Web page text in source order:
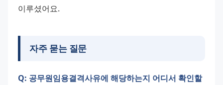
이루셨어요.
자주 묻는 질문
Q: 공무원임용결격사유에 해당하는지 어디서 확인할